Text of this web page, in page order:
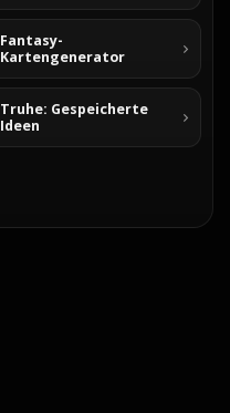
Fantasy-
Kartengenerator
Truhe: Gespeicherte
Ideen